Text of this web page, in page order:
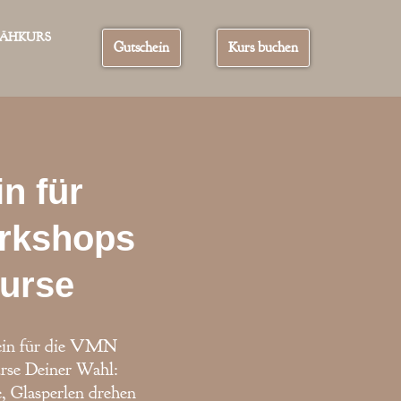
Gutschein Kurs buchen
für
für die VMN
Deiner Wahl:
Glasperlen drehen